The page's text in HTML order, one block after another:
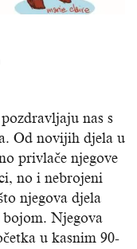
nas s
Od novijih djela u
privlače njegove
no i nebrojeni
njegova djela
Njegova
u kasnim 90-